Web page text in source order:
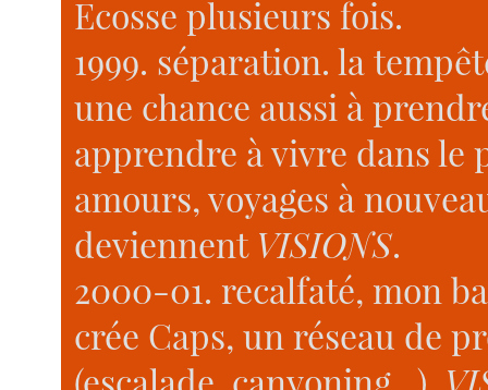
Ecosse plusieurs fois.
1999. séparation. la
une chance aussi à
apprendre à vivre dans le
amours, voyages à
deviennent VISIONS.
2000-01. recalfaté, mon
crée Caps, un réseau de